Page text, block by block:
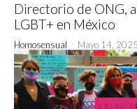
Directorio de ONG,
LGBT+ en México
Homosensual - Mayo 14, 2025